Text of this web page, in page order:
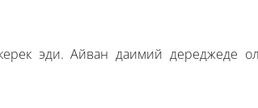
эди. Айван даимий дереджеде